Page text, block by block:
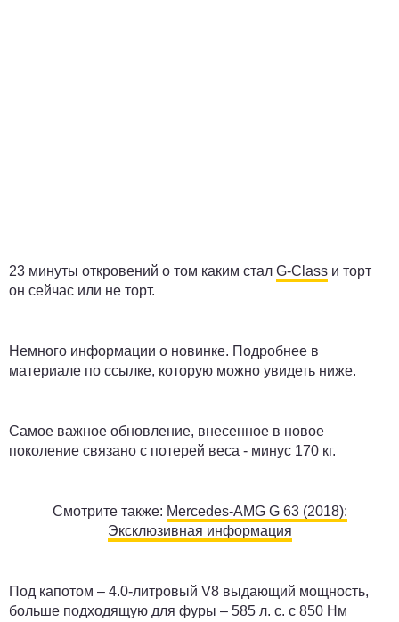
23 минуты откровений о том каким стал G-Class и торт
он сейчас или не торт.
Немного информации о новинке. Подробнее в
материале по ссылке, которую можно увидеть ниже.
Самое важное обновление, внесенное в новое
поколение связано с потерей веса - минус 170 кг.
Смотрите также: Mercedes-AMG G 63 (2018):
Эксклюзивная информация
Под капотом – 4.0-литровый V8 выдающий мощность,
больше подходящую для фуры – 585 л. с. с 850 Нм